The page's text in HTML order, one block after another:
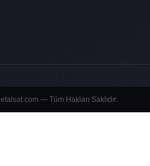
— Tüm Hakları Saklıdır.